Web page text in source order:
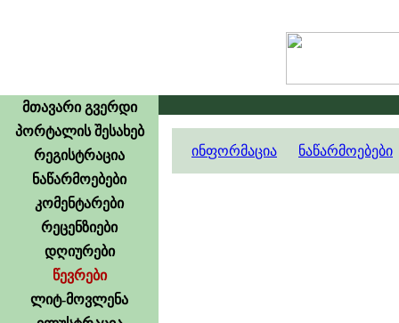
მთავარი გვერდი
პორტალის შესახებ
რეგისტრაცია
ნაწარმოებები
კომენტარები
რეცენზიები
დღიურები
წევრები
ლიტ-მოვლენა
ინფორმაცია ნაწარმოებები